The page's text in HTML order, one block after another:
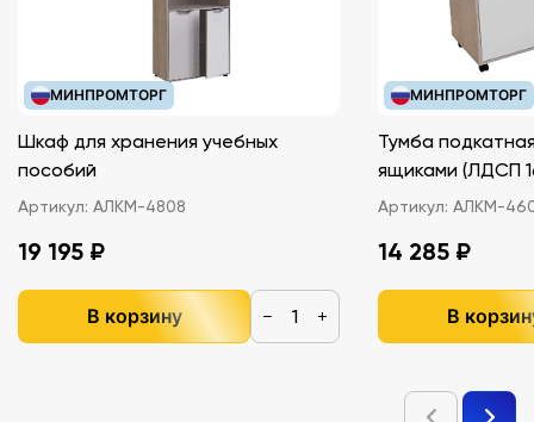
МИНПРОМТОРГ
Шкаф для хранения учебных
пособий
Артикул: АЛКМ-4808
19 195 ₽
В корзину − +
МИНПРОМТОРГ
Тумба
ящиками
Артикул: АЛКМ-
14 285 ₽
В